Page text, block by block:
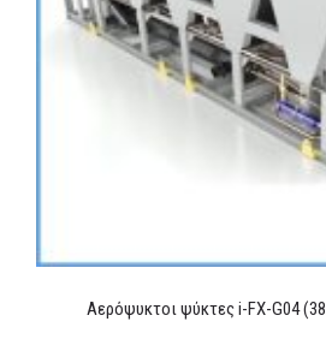
Αερόψυκτοι ψύκτες i-FX-G04